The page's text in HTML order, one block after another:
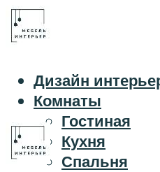
Дизайн
Комнаты
Гостиная
Кухня
Спальня